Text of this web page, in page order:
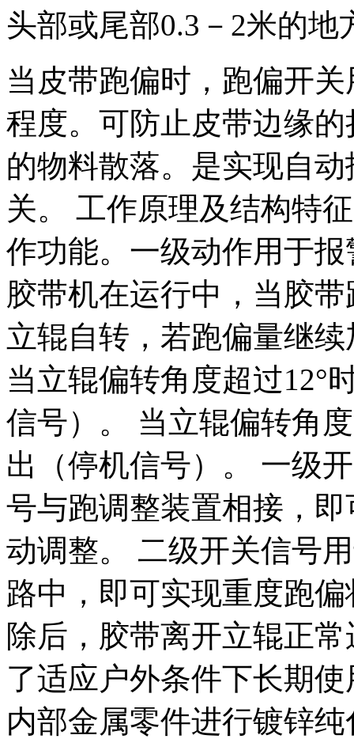
头部或尾部0.3－2米的地
当皮带跑偏时，跑偏开
程度。可防止皮带边缘
的物料散落。是实现自
关。 工作原理及结构特
作功能。一级动作用于
胶带机在运行中，当胶
立辊自转，若跑偏量继
当立辊偏转角度超过12°
信号）。 当立辊偏转角
出（停机信号）。 一级
号与跑调整装置相接，
动调整。 二级开关信号
路中，即可实现重度跑
除后，胶带离开立辊正
了适应户外条件下长期
内部金属零件进行镀锌